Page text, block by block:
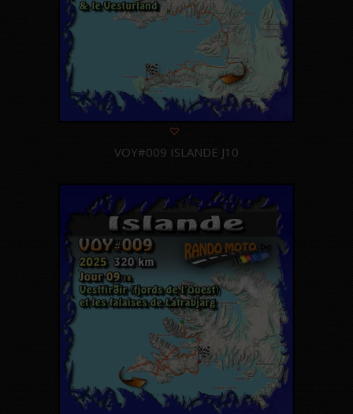
VOY#009 ISLANDE J10